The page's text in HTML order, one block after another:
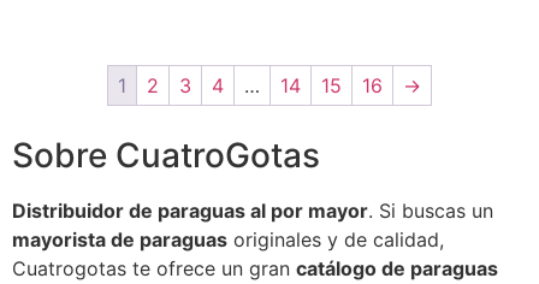
1 2 3 4 … 14 15 16 →
Sobre CuatroGotas
Distribuidor de paraguas al por mayor. Si buscas un
mayorista de paraguas originales y de calidad,
Cuatrogotas te ofrece un gran catálogo de paraguas